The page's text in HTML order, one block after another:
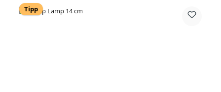
Tipp